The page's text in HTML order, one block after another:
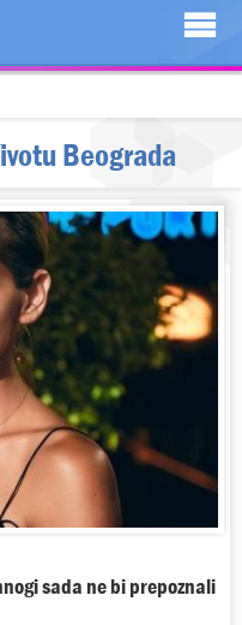
Beograda
sada ne bi prepoznali